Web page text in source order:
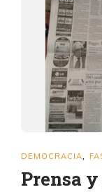
DEMOCRACIA
Prensa